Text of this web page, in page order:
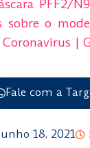
PFF2/
sobre o
|
Fale com a
18, 2021